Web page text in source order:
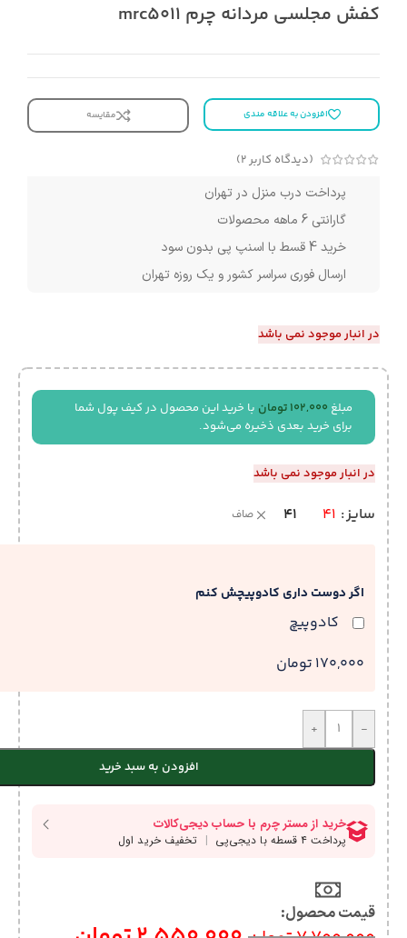
کفش مجلسی مردانه چرم mrc5011
افزودن به علاقه مندی مقایسه
(دیدگاه کاربر2
)
پرداخت درب منزل در تهران
گارانتی 6 ماهه محصولات
خرید 4 قسط با اسنپ پی بدون سود
ارسال فوری سراسر کشور و یک روزه تهران
در انبار موجود نمی باشد
مبلغ 102,000 تومان با خرید این محصول در کیف پول شما
برای خرید بعدی ذخیره می‌شود.
در انبار موجود نمی باشد
سایز 41
41 صاف
اگر دوست داری کادوپیچش کنم
کادوپیچ
170,000 تومان
-
+
افزودن به سبد خرید
قیمت محصول:​